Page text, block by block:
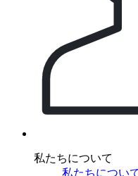
私たちについて
私たちについ